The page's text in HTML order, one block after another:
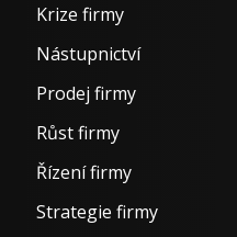
Krize firmy
Nástupnictví
Prodej firmy
Růst firmy
Řízení firmy
Strategie firmy